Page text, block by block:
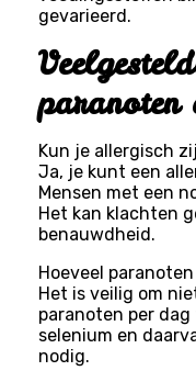
gevarieerd.
paranoten
Kun je allergisch
Ja, je kunt een
Mensen met een
Het kan klachten
benauwdheid.
Hoeveel
Het is veilig om
paranoten per
selenium en
nodig.